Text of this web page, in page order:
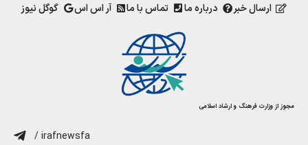
ارسال خبر درباره ما تماس با ما آر اس اس گوگل نیوز
مجوز از وزارت فرهنگ و ارشاد اسلامی
/ irafnewsfa